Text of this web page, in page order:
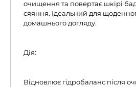
очищення та повертає шкірі
сяяння. Ідеальний для
домашнього догляду.
Дія:
Відновлює гідробаланс після